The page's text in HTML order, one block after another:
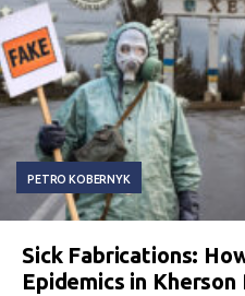
PETRO KOBERNYK
Sick Fabrications:
Epidemics in Kherson